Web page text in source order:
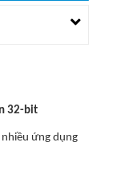
32-bit
ứng dụng